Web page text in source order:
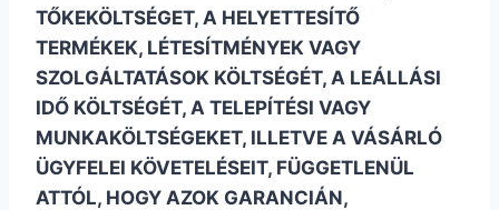
TŐKEKÖLTSÉGET, A HELYETTESÍTŐ
TERMÉKEK, LÉTESÍTMÉNYEK VAGY
SZOLGÁLTATÁSOK KÖLTSÉGÉT, A LEÁLLÁSI
IDŐ KÖLTSÉGÉT, A TELEPÍTÉSI VAGY
MUNKAKÖLTSÉGEKET, ILLETVE A VÁSÁRLÓ
ÜGYFELEI KÖVETELÉSEIT, FÜGGETLENÜL
ATTÓL, HOGY AZOK GARANCIÁN,